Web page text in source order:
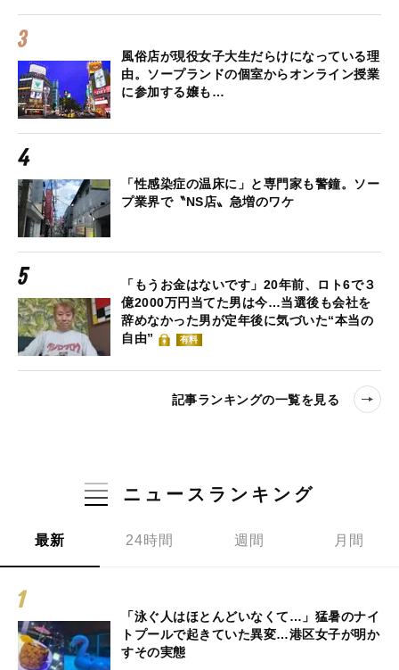
風俗店が現役女子大生だらけになっている理
由。ソープランドの個室からオンライン授業
に参加する嬢も…
「性感染症の温床に」と専門家も警鐘。ソー
プ業界で〝NS店〟急増のワケ
「もうお金はないです」20年前、ロト6で３
億2000万円当てた男は今…当選後も会社を
辞めなかった男が定年後に気づいた“本当の
自由”
有料
記事ランキングの一覧を見る
ニュースランキング
最新 24時間 週間 月間
「泳ぐ人はほとんどいなくて…」猛暑のナイ
トプールで起きていた異変…港区女子が明か
すその実態